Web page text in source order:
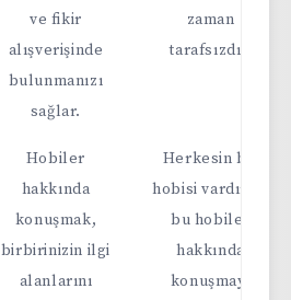
ve fikir
alışverişinde
bulunmanızı
sağlar.
zaman
tarafsızdır.
Hobiler
hakkında
konuşmak,
birbirinizin ilgi
alanlarını
Herkesin bir
hobisi vardır ve
bu hobiler
hakkında
konuşmayı